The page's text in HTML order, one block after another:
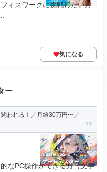
ィスワークに挑戦したい方
気になる
ー
われる！／月給30万円〜／
なPC操作ができる方（文字